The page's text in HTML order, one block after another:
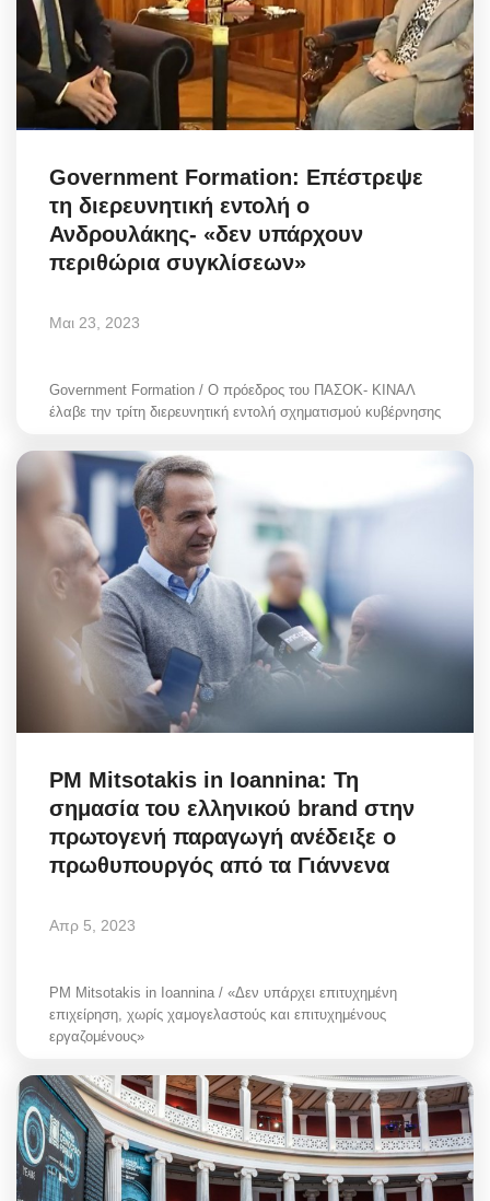
Government Formation: Επέστρεψε
τη διερευνητική εντολή ο
Ανδρουλάκης- «δεν υπάρχουν
περιθώρια συγκλίσεων»
Μαι 23, 2023
Government Formation / Ο πρόεδρος του ΠΑΣΟΚ- ΚΙΝΑΛ
έλαβε την τρίτη διερευνητική εντολή σχηματισμού κυβέρνησης
PM Mitsotakis in Ioannina: Τη
σημασία του ελληνικού brand στην
πρωτογενή παραγωγή ανέδειξε ο
πρωθυπουργός από τα Γιάννενα
Απρ 5, 2023
PM Mitsotakis in Ioannina / «Δεν υπάρχει επιτυχημένη
επιχείρηση, χωρίς χαμογελαστούς και επιτυχημένους
εργαζομένους»